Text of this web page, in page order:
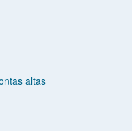
altas